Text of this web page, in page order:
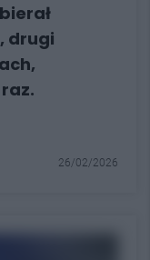
drugi
26/02/2026